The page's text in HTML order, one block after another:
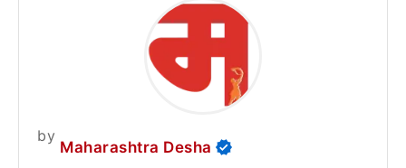
by
Maharashtra Desha